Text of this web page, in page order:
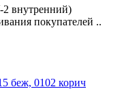
внутренний)
покупателей ..